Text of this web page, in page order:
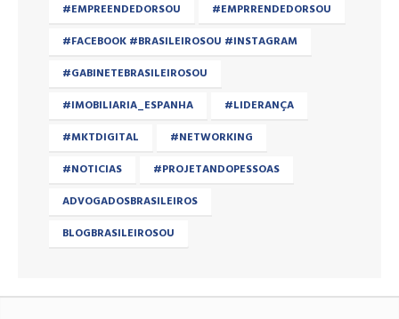
#EMPREENDEDORSOU
#EMPRRENDEDORSOU
#FACEBOOK #BRASILEIROSOU #INSTAGRAM
#GABINETEBRASILEIROSOU
#IMOBILIARIA_ESPANHA
#LIDERANÇA
#MKTDIGITAL
#NETWORKING
#NOTICIAS
#PROJETANDOPESSOAS
ADVOGADOSBRASILEIROS
BLOGBRASILEIROSOU